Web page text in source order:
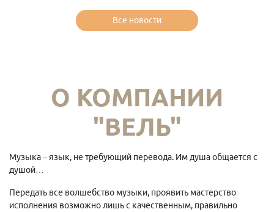
Все новости
О КОМПАНИИ
"ВЕЛЬ"
Музыка – язык, не требующий перевода. Им душа общается с
душой…
Передать все волшебство музыки, проявить мастерство
исполнения возможно лишь с качественным, правильно